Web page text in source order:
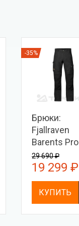
-35%
Брюки:
Fjallraven
Barents Pro
Men
29 690 ₽
19 299 ₽
КУПИТЬ